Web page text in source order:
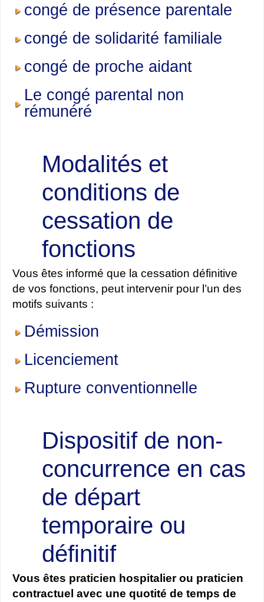
congé de présence parentale
congé de solidarité familiale
congé de proche aidant
Le congé parental non
rémunéré
Modalités et
conditions de
cessation de
fonctions
Vous êtes informé que la cessation définitive
de vos fonctions, peut intervenir pour l’un des
motifs suivants :
Démission
Licenciement
Rupture conventionnelle
Dispositif de non-
concurrence en cas
de départ
temporaire ou
définitif
Vous êtes praticien hospitalier ou praticien
contractuel avec une quotité de temps de